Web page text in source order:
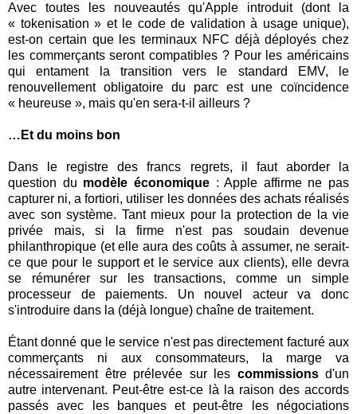
Avec toutes les nouveautés qu'Apple introduit (dont la
« tokenisation » et le code de validation à usage unique),
est-on certain que les terminaux NFC déjà déployés chez
les commerçants seront compatibles ? Pour les américains
qui entament la transition vers le standard EMV, le
renouvellement obligatoire du parc est une coïncidence
« heureuse », mais qu'en sera-t-il ailleurs ?
…Et du moins bon
Dans le registre des francs regrets, il faut aborder la
question du modèle économique: Apple affirme ne pas
capturer ni, a fortiori, utiliser les données des achats réalisés
avec son système. Tant mieux pour la protection de la vie
privée mais, si la firme n'est pas soudain devenue
philanthropique (et elle aura des coûts à assumer, ne serait-
ce que pour le support et le service aux clients), elle devra
se rémunérer sur les transactions, comme un simple
processeur de paiements. Un nouvel acteur va donc
s'introduire dans la (déjà longue) chaîne de traitement.
Étant donné que le service n'est pas directement facturé aux
commerçants ni aux consommateurs, la marge va
nécessairement être prélevée sur les commissionsd'un
autre intervenant. Peut-être est-ce là la raison des accords
passés avec les banques et peut-être les négociations